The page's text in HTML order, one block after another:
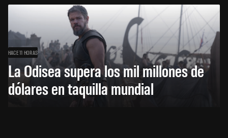
HACE 11 HORAS
La Odisea supera los mil millones de
dólares en taquilla mundial